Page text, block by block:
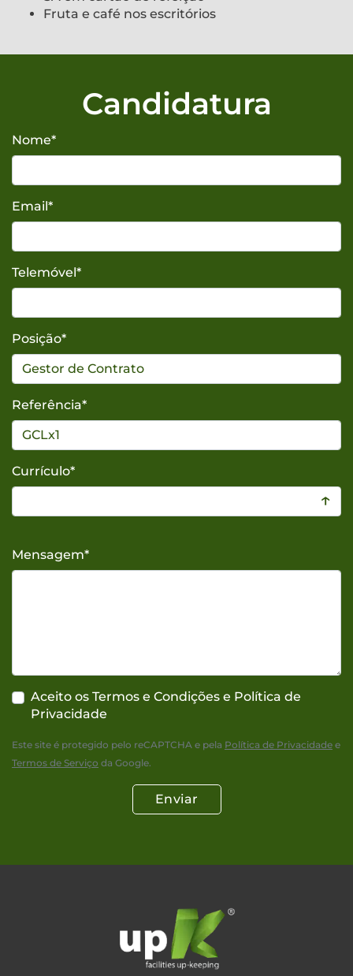
Fruta e café nos escritórios
Candidatura
Nome*
Email*
Telemóvel*
Posição*
Referência*
Currículo*
↑
Mensagem*
Aceito os Termos e Condições e Política de
Privacidade
Este site é protegido pelo reCAPTCHA e pela Política de Privacidade e
Termos de Serviço da Google.
Enviar